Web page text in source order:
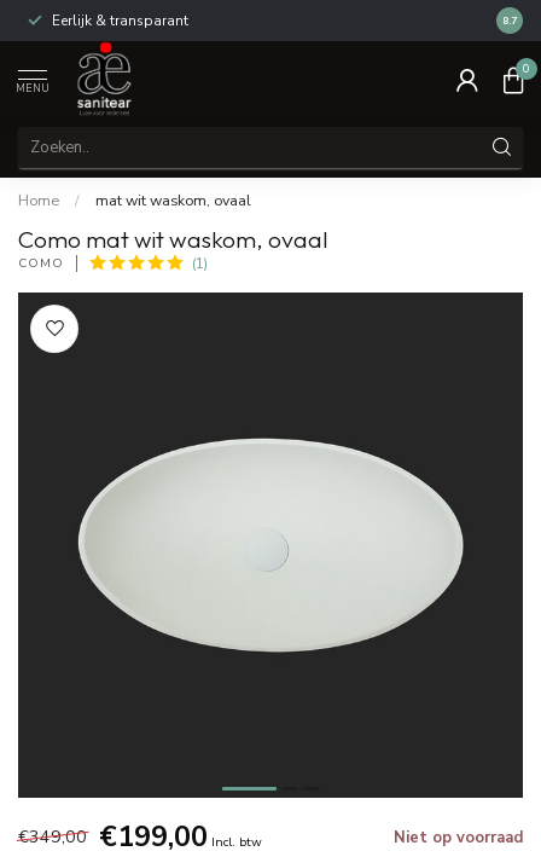
Eerlijk & transparant 8.7
MENU
0
Home / mat wit waskom, ovaal
Como mat wit waskom, ovaal
COMO (1)
€349,00 €199,00 Incl. btw Niet op voorraad